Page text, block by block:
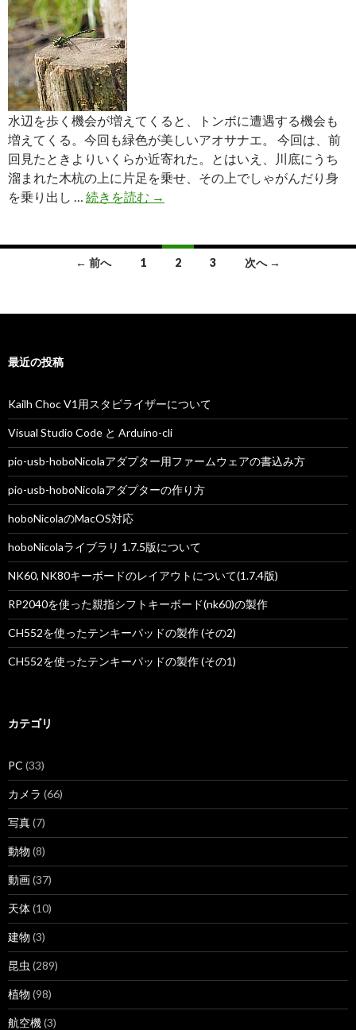
水辺を歩く機会が増えてくると、トンボに遭遇する機会も
増えてくる。今回も緑色が美しいアオサナエ。 今回は、前
回見たときよりいくらか近寄れた。とはいえ、川底にうち
溜まれた木杭の上に片足を乗せ、その上でしゃがんだり身
を乗り出し … 続きを読む ア
ナ
の
→
ナ
ゲ
ー
シ
ョ
ン
← 前へ 1 2 3 次へ →
最近の投稿
Kailh Choc V1用スタビライザーについて
Visual Studio Code と Arduino-cli
pio-usb-hoboNicolaアダプター用ファームウェアの書込み方
pio-usb-hoboNicolaアダプターの作り方
hoboNicolaのMacOS対応
hoboNicolaライブラリ 1.7.5版について
NK60, NK80キーボードのレイアウトについて(1.7.4版)
RP2040を使った親指シフトキーボード(nk60)の製作
CH552を使ったテンキーパッドの製作 (その2)
CH552を使ったテンキーパッドの製作 (その1)
カテゴリ
PC (33)
カメラ (66)
写真(7)
動物 (8)
動画(37)
天体(10)
建物 (3)
昆虫 (289)
植物 (98)
航空機(3)